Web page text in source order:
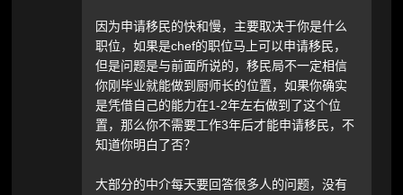
因为申请移民的快和慢，主要取决于你是什么
职位，如果是chef的职位马上可以申请移民，
但是问题是与前面所说的，移民局不一定相信
你刚毕业就能做到厨师长的位置，如果你确实
是凭借自己的能力在1-2年左右做到了这个位
置，那么你不需要工作3年后才能申请移民，不
知道你明白了否？
大部分的中介每天要回答很多人的问题，没有